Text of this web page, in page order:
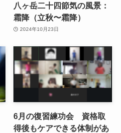
八ヶ岳二十四節気の風景：
霜降（立秋〜霜降）
2024年10月23日
6月の復習練功会 資格取
得後もケアできる体制があ